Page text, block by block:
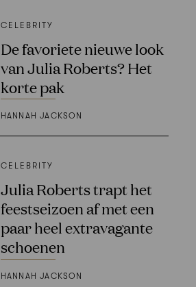
CELEBRITY
De favoriete nieuwe look
van Julia Roberts? Het
korte pak
HANNAH JACKSON
CELEBRITY
Julia Roberts trapt het
feestseizoen af met een
paar heel extravagante
schoenen
HANNAH JACKSON